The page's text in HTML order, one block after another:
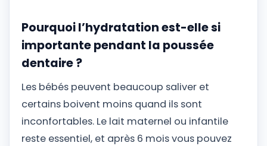
Pourquoi l’hydratation est-elle si
importante pendant la poussée
dentaire ?
Les bébés peuvent beaucoup saliver et
certains boivent moins quand ils sont
inconfortables. Le lait maternel ou infantile
reste essentiel, et après 6 mois vous pouvez